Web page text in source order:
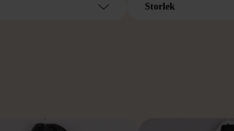
Storlek